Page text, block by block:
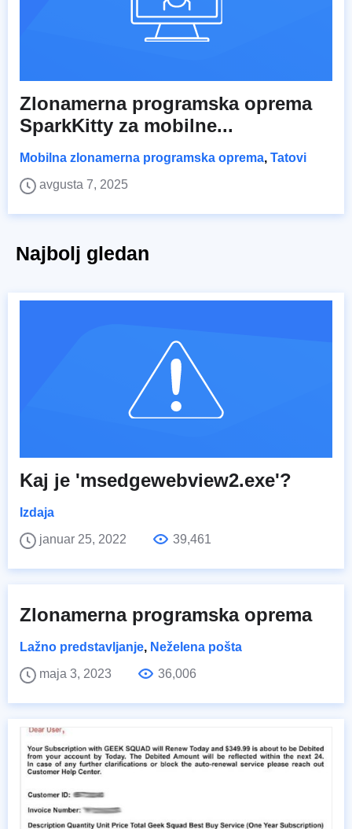
Zlonamerna programska oprema
SparkKitty za mobilne...
Mobilna zlonamerna programska oprema, Tatovi
avgusta 7, 2025
Najbolj gledan
Kaj je 'msedgewebview2.exe'?
Izdaja
januar 25, 2022
39,461
Zlonamerna programska oprema
Lažno predstavljanje, Neželena pošta
maja 3, 2023
36,006